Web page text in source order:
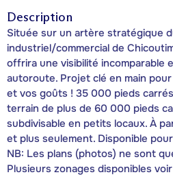
Description
Située sur un artère stratégique
industriel/commercial de
offrira une visibilité incomparable
autoroute. Projet clé en main
et vos goûts ! 35 000 pieds
terrain de plus de 60 000 pieds
subdivisable en petits locaux. À
et plus seulement. Disponible
NB: Les plans (photos) ne sont
Plusieurs zonages disponibles